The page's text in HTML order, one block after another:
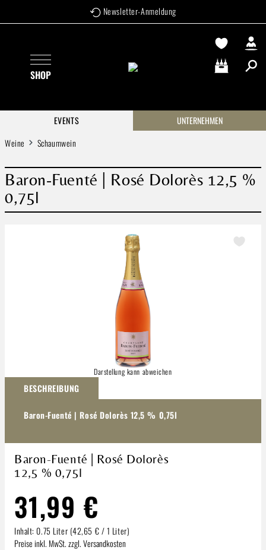
Zum Hauptinhalt springen Newsletter-Anmeldung
SHOP Warenkorb
EVENTS
UNTERNEHMEN
Weine
Schaumwein
Baron-Fuenté | Rosé Dolorès 12,5 %
0,75l
Darstellung kann abweichen
BESCHREIBUNG
Baron-Fuenté | Rosé Dolorès 12,5 % 0,75l
Baron-Fuenté | Rosé Dolorès
12,5 % 0,75l
31,99 €
Inhalt: 0.75 Liter (42,65 € / 1 Liter)
Preise inkl. MwSt. zzgl. Versandkosten